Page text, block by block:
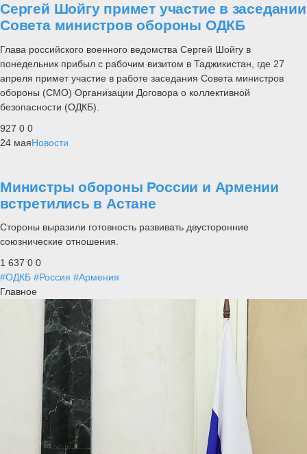
Сергей Шойгу примет участие в заседании
Совета министров обороны ОДКБ
Глава российского военного ведомства Сергей Шойгу в
понедельник прибыл с рабочим визитом в Таджикистан, где 27
апреля примет участие в работе заседания Совета министров
обороны (СМО) Организации Договора о коллективной
безопасности (ОДКБ).
927 0 0
24 маяНовости
Министры обороны России и Армении
встретились в Астане
Стороны выразили готовность развивать двусторонние
союзнические отношения.
1 637 0 0
#ОДКБ #Россия #Армения
Главное